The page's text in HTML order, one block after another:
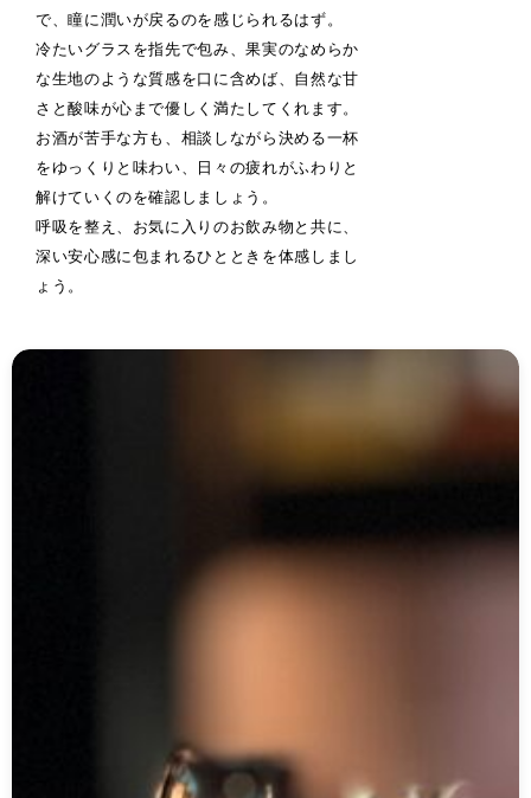
で、瞳に潤いが戻るのを感じられるはず。
冷たいグラスを指先で包み、果実のなめらか
な生地のような質感を口に含めば、自然な甘
さと酸味が心まで優しく満たしてくれます。
お酒が苦手な方も、相談しながら決める一杯
をゆっくりと味わい、日々の疲れがふわりと
解けていくのを確認しましょう。
呼吸を整え、お気に入りのお飲み物と共に、
深い安心感に包まれるひとときを体感しまし
ょう。